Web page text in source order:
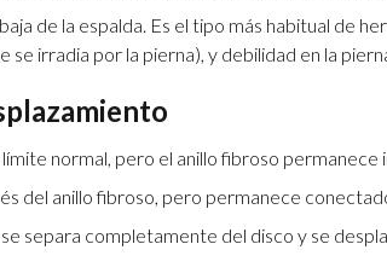
de la espalda. Es el tipo más habitual de
irradia por la pierna), y debilidad en la
límite normal, pero el anillo fibroso permanece
del anillo fibroso, pero permanece
separa completamente del disco y se